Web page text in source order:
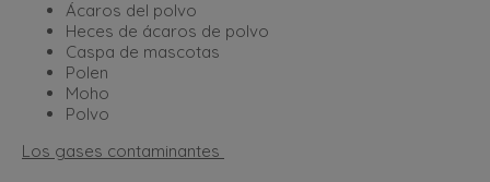
Ácaros del polvo
Heces de ácaros de polvo
Caspa de mascotas
Polen
Moho
Polvo
Los gases contaminantes